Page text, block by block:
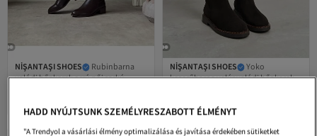
NİŞANTAŞI SHOES
Rubinbarna
valódi bőr kerek orrú női sarkú
30 810 Ft
NİŞANTAŞI SHOES
Yoko
keserűbarna velúr valódi bőr kerek
58 861 Ft
HADD NYÚJTSUNK SZEMÉLYRESZABOTT ÉLMÉNYT
"A Trendyol a vásárlási élmény optimalizálása és javítása érdekében sütiketket